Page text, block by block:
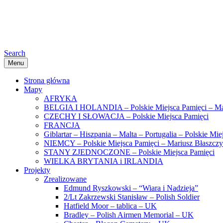
Search
Menu
Strona główna
Mapy
AFRYKA
BELGIA I HOLANDIA – Polskie Miejsca Pamięci –
CZECHY I SŁOWACJA – Polskie Miejsca Pamięci
FRANCJA
Giblartar – Hiszpania – Malta – Portugalia – Polskie
NIEMCY – Polskie Miejsca Pamięci – Mariusz
STANY ZJEDNOCZONE – Polskie Miejsca Pamięci
WIELKA BRYTANIA i IRLANDIA
Projekty
Zrealizowane
Edmund Ryszkowski – “Wiara i Nadzieja”
2/Lt Zakrzewski Stanisław – Polish Soldier
Hatfield Moor – tablica – UK
Bradley – Polish Airmen Memorial – UK